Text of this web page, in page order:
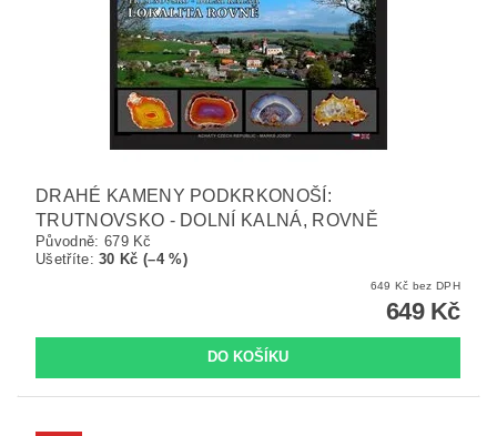
DRAHÉ KAMENY PODKRKONOŠÍ:
TRUTNOVSKO - DOLNÍ KALNÁ, ROVNĚ
Původně: 679 Kč
Ušetříte:30 Kč (–4 %)
649 Kč bez DPH
649 Kč